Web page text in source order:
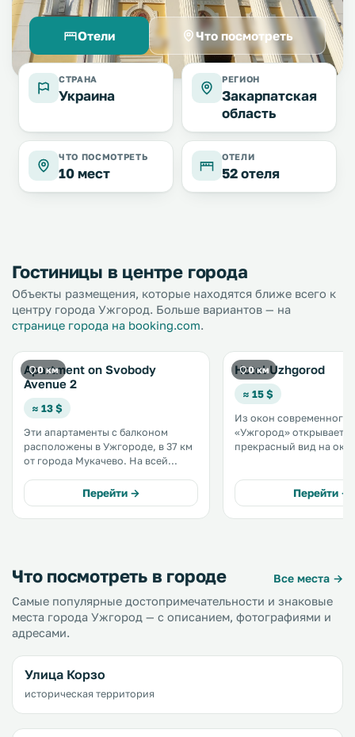
Отели Что посмотреть
СТРАНА
Украина
РЕГИОН
Закарпатская
область
ЧТО ПОСМОТРЕТЬ
10 мест
ОТЕЛИ
52 отеля
Гостиницы в центре города
Объекты размещения, которые находятся ближе всего к
центру города Ужгород. Больше вариантов — на
странице города на booking.com.
0 км
Apartment on Svobody
Avenue 2
≈ 13 $
Эти апартаменты с балконом
расположены в Ужгороде, в 37 км
от города Мукачево. На всей
действует бесплатный Wi-Fi, а из
окон открывается вид на город. В
числе удобств — кухня с духовкой.
Перейти →
0 км
Hotel Uzhgorod
≈ 15 $
Из окон современного
«Ужгород» открывается
прекрасный вид на
территории отеля. Во всех
номерах работает
WiFi. Номера оснащены
Перейти →
Что посмотреть в городе
Все места →
Самые популярные достопримечательности и знаковые
места города Ужгород — с описанием, фотографиями и
адресами.
Улица Корзо
историческая территория